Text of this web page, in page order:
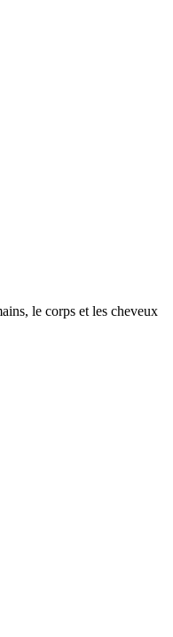
le corps et les cheveux